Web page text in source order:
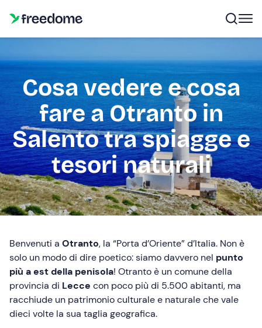
Cosa vedere e cosa
fare a Otranto in
Salento tra spiagge e
tesori naturali
Benvenuti a Otranto, la “Porta d’Oriente” d’Italia. Non è
solo un modo di dire poetico: siamo davvero nel punto
più a est della penisola! Otranto è un comune della
provincia di Lecce con poco più di 5.500 abitanti, ma
racchiude un patrimonio culturale e naturale che vale
dieci volte la sua taglia geografica.